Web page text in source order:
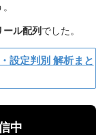
ル配列 でした。
設定判別 解析まと
中